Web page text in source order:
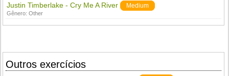
Justin Timberlake - Cry Me A River Medium
Gênero:Other
Outros exercícios